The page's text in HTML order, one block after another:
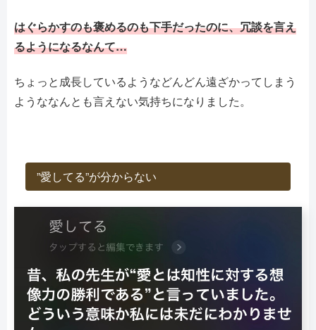
はぐらかすのも褒めるのも下手だったのに、冗談を言え
るようになるなんて…
ちょっと成長しているようなどんどん遠ざかってしまう
ようななんとも言えない気持ちになりました。
”愛してる”が分からない